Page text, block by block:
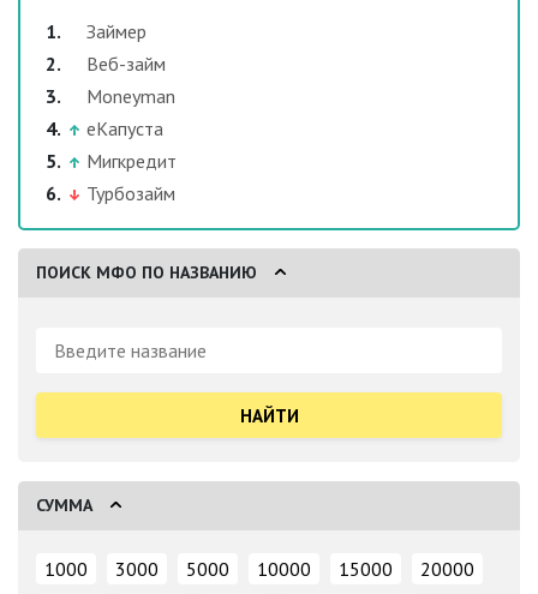
Займер
Веб-займ
Moneyman
еКапуста
Мигкредит
Турбозайм
ПОИСК МФО ПО НАЗВАНИЮ
Поиск:
СУММА
1000 3000 5000 10000 15000
20000